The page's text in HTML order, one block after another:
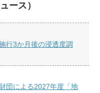
ース）
行3か月後の浸透度調
団による2027年度「地